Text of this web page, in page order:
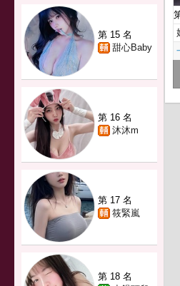
第 15 名
甜心Baby
第 16 名
沐沐m
第 17 名
筱緊嵐
第 18 名